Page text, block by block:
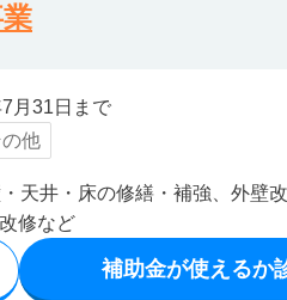
月31日まで
他
天井・床の修繕・補強、外壁
修など
補助金が使えるか